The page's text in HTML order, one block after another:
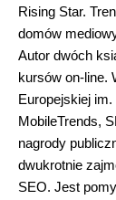
Rising Star.
domów
Autor dwóch
kursów on-line.
Europejskiej
MobileTrends,
nagrody
dwukrotnie
SEO. Jest